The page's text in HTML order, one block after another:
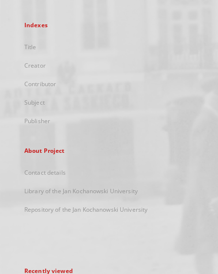
Indexes
Title
Creator
Contributor
Subject
Publisher
About Project
Contact details
Library of the Jan Kochanowski University
Repository of the Jan Kochanowski University
Recently viewed